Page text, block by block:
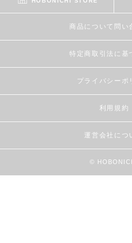
商品について問い
特定商取引法に基
プライバシーポ
利用規約
運営会社につ
©